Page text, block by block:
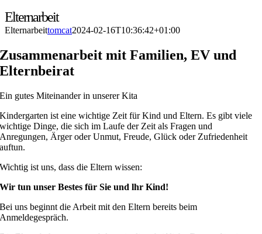
Elternarbeit
Elternarbeittomcat2024-02-16T10:36:42+01:00
Zusammenarbeit mit Familien, EV und
Elternbeirat
Ein gutes Miteinander in unserer Kita
Kindergarten ist eine wichtige Zeit für Kind und Eltern. Es gibt viele
wichtige Dinge, die sich im Laufe der Zeit als Fragen und
Anregungen, Ärger oder Unmut, Freude, Glück oder Zufriedenheit
auftun.
Wichtig ist uns, dass die Eltern wissen:
Wir tun unser Bestes für Sie und lhr Kind!
Bei uns beginnt die Arbeit mit den Eltern bereits beim
Anmeldegespräch.